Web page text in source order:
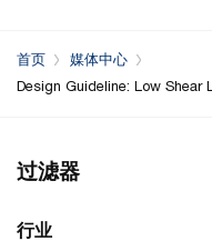
首页
媒体中心
Design Guideline: Low Shear
过滤器
行业